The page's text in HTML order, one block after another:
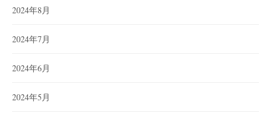
2024年8月
2024年7月
2024年6月
2024年5月